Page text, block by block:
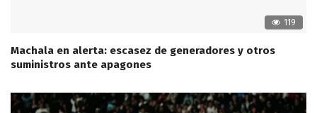
119
Machala en alerta: escasez de generadores y otros
suministros ante apagones